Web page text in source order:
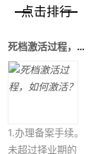
点击排行
死档激活过程，如何激活？
1.办理备案手续。
未超过择业期的